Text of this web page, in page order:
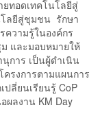
ทอดเทคโนโลยีสู่
ลยีสู่ชุมชน รักษา
ความรู้ในองค์กร
และมอบหมายให้
การ เป็นผู้ดำเนิน
ครงการตามแผนการ
ปลี่ยนเรียนรู้ CoP
ผลงาน KM Day